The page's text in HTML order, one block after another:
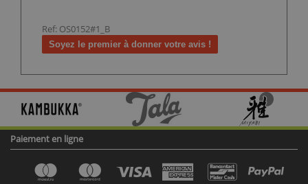
Ref: OS0152#1_B
Soyez le premier à donner votre avis !
Paiement en ligne